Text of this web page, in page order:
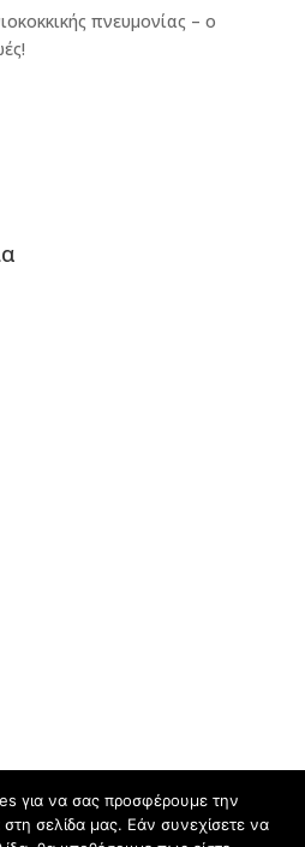
πνευμονίας – ο
για να σας προσφέρουμε την
στη σελίδα μας. Εάν συνεχίσετε να